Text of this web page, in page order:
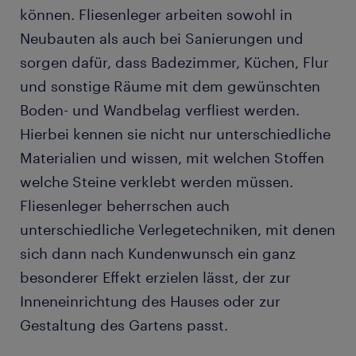
Fragen und Antworten
können. Fliesenleger arbeiten sowohl in
Neubauten als auch bei Sanierungen und
sorgen dafür, dass Badezimmer, Küchen, Flur
und sonstige Räume mit dem gewünschten
Boden- und Wandbelag verfliest werden.
Hierbei kennen sie nicht nur unterschiedliche
Materialien und wissen, mit welchen Stoffen
welche Steine verklebt werden müssen.
Fliesenleger beherrschen auch
unterschiedliche Verlegetechniken, mit denen
sich dann nach Kundenwunsch ein ganz
besonderer Effekt erzielen lässt, der zur
Inneneinrichtung des Hauses oder zur
Gestaltung des Gartens passt.